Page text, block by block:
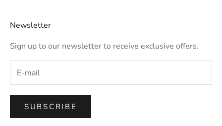
Newsletter
Sign up to our newsletter to receive exclusive offers.
SUBSCRIBE